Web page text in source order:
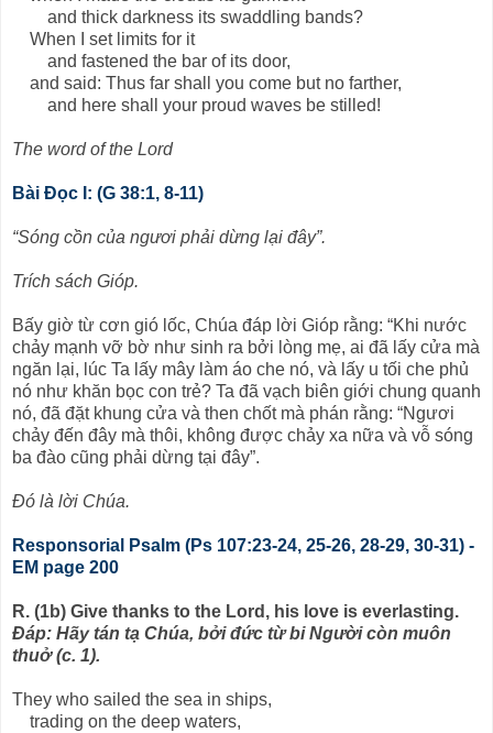
and thick darkness its swaddling bands?
When I set limits for it
and fastened the bar of its door,
and said: Thus far shall you come but no farther,
and here shall your proud waves be stilled!
The word of the Lord
Bài Ðọc I: (G 38:1, 8-11)
“Sóng cồn của ngươi phải dừng lại đây”.
Trích sách Gióp.
Bấy giờ từ cơn gió lốc, Chúa đáp lời Gióp rằng: “Khi nước
chảy mạnh vỡ bờ như sinh ra bởi lòng mẹ, ai đã lấy cửa mà
ngăn lại, lúc Ta lấy mây làm áo che nó, và lấy u tối che phủ
nó như khăn bọc con trẻ? Ta đã vạch biên giới chung quanh
nó, đã đặt khung cửa và then chốt mà phán rằng: “Ngươi
chảy đến đây mà thôi, không được chảy xa nữa và vỗ sóng
ba đào cũng phải dừng tại đây”.
Ðó là lời Chúa.
Responsorial Psalm (Ps 107:23-24, 25-26, 28-29, 30-31) -
EM page 200
R. (1b) Give thanks to the Lord, his love is everlasting.
Ðáp: Hãy tán tạ Chúa, bởi đức từ bi Người còn muôn
thuở (c. 1).
They who sailed the sea in ships,
trading on the deep waters,